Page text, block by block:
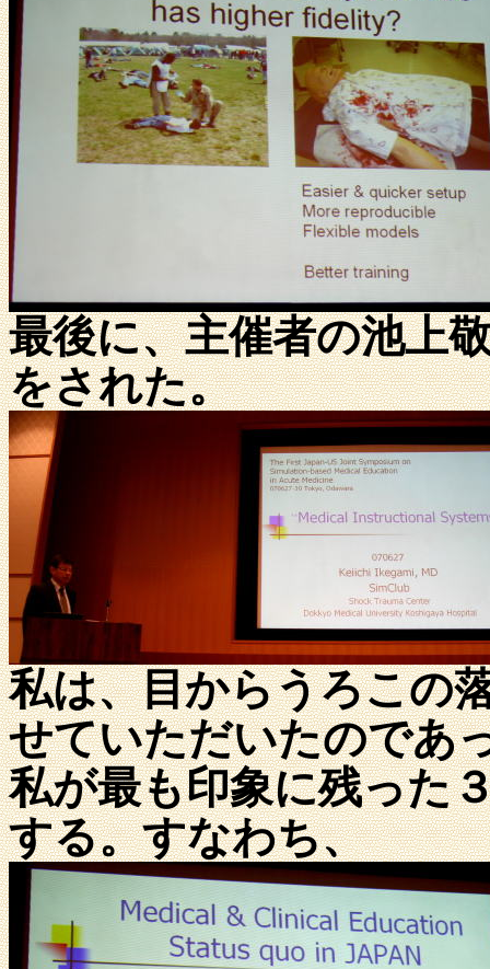
最後に、主催者の池上
をされた。
私は、目からうろこの
せていただいたのであ
私が最も印象に残った
する。すなわち、